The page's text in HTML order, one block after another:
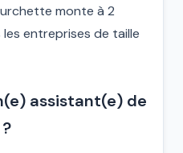
monte à 2
entreprises de taille
assistant(e) de